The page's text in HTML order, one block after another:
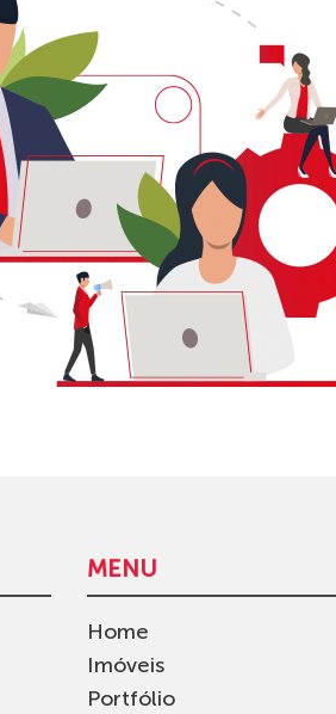
MENU
Home
Imóveis
Portfólio